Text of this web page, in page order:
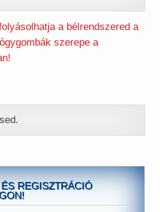
a bélrendszered a
szerepe a
REGISZTRÁCIÓ